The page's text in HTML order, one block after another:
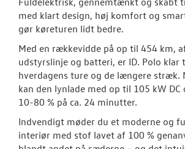
med klart design, høj komfort og
gør køreturen lidt bedre.
Med en rækkevidde på op til 454 km,
udstyrslinje og batteri, er ID. Polo klar
hverdagens ture og de længere stræk.
kan den lynlade med op til 105 kW DC
10-80 % på ca. 24 minutter.
Indvendigt møder du et moderne og
interiør med stof lavet af 100 %